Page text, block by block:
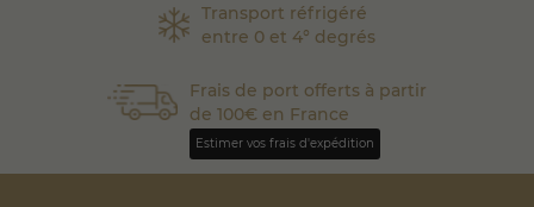
Transport réfrigéré
entre 0 et 4° degrés
Frais de port offerts à partir
de 100€ en France
Estimer vos frais d'expédition